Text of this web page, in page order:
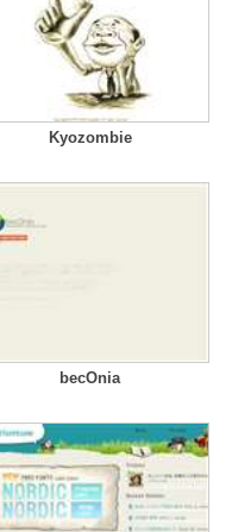
Kyozombie
becOnia